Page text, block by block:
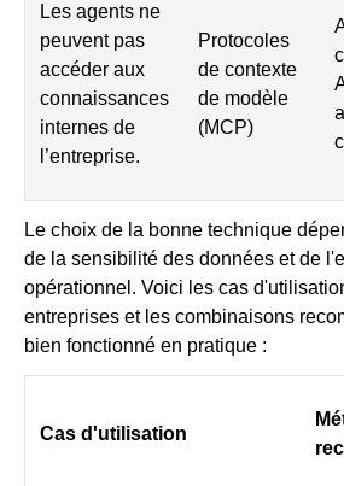
Les agents ne
peuvent pas
accéder aux
connaissances
internes de
l’entreprise.
Protocoles
de contexte
de modèle
(MCP)
Le choix de la bonne technique
de la sensibilité des données et de
opérationnel. Voici les cas
entreprises et les combinaisons
bien fonctionné en pratique :
Cas d'utilisation